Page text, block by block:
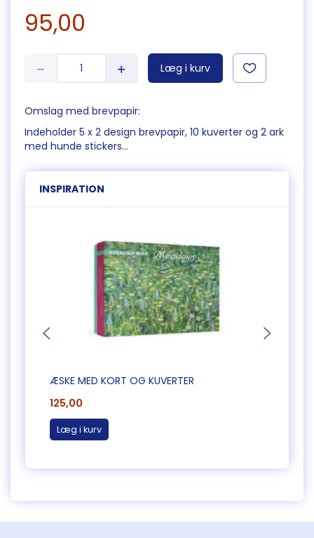
95,00
Læg i kurv
Omslag med brevpapir:
Indeholder 5 x 2 design brevpapir, 10 kuverter og 2 ark
med hunde stickers...
INSPIRATION
ÆSKE MED KORT OG KUVERTER
125,00
Læg i kurv